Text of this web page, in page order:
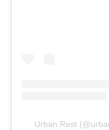
Urban Rest